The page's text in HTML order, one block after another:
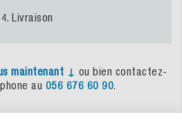
4. Livraison
maintenant ↓ ou bien contactez-
au 056 676 60 90.